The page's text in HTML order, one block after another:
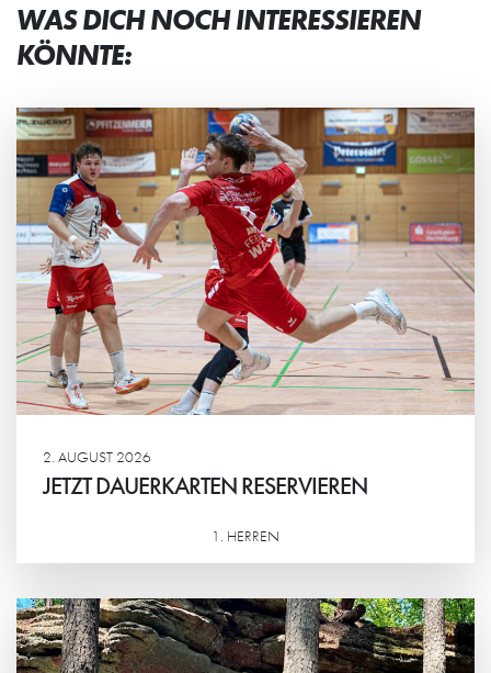
WAS DICH NOCH INTERESSIEREN
KÖNNTE:
2. AUGUST 2026
JETZT DAUERKARTEN RESERVIEREN
1. HERREN